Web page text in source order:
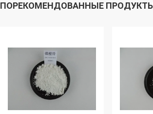
ПОРЕКОМЕНДОВАННЫЕ